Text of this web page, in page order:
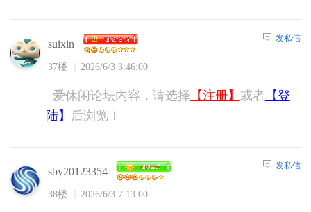
suixin
37楼 2026/6/3 3:46:00
发私信
爱休闲论坛内容，请选择 【注册】 或者 【登
陆】
后浏览！
sby20123354
38楼 2026/6/3 7:13:00
发私信